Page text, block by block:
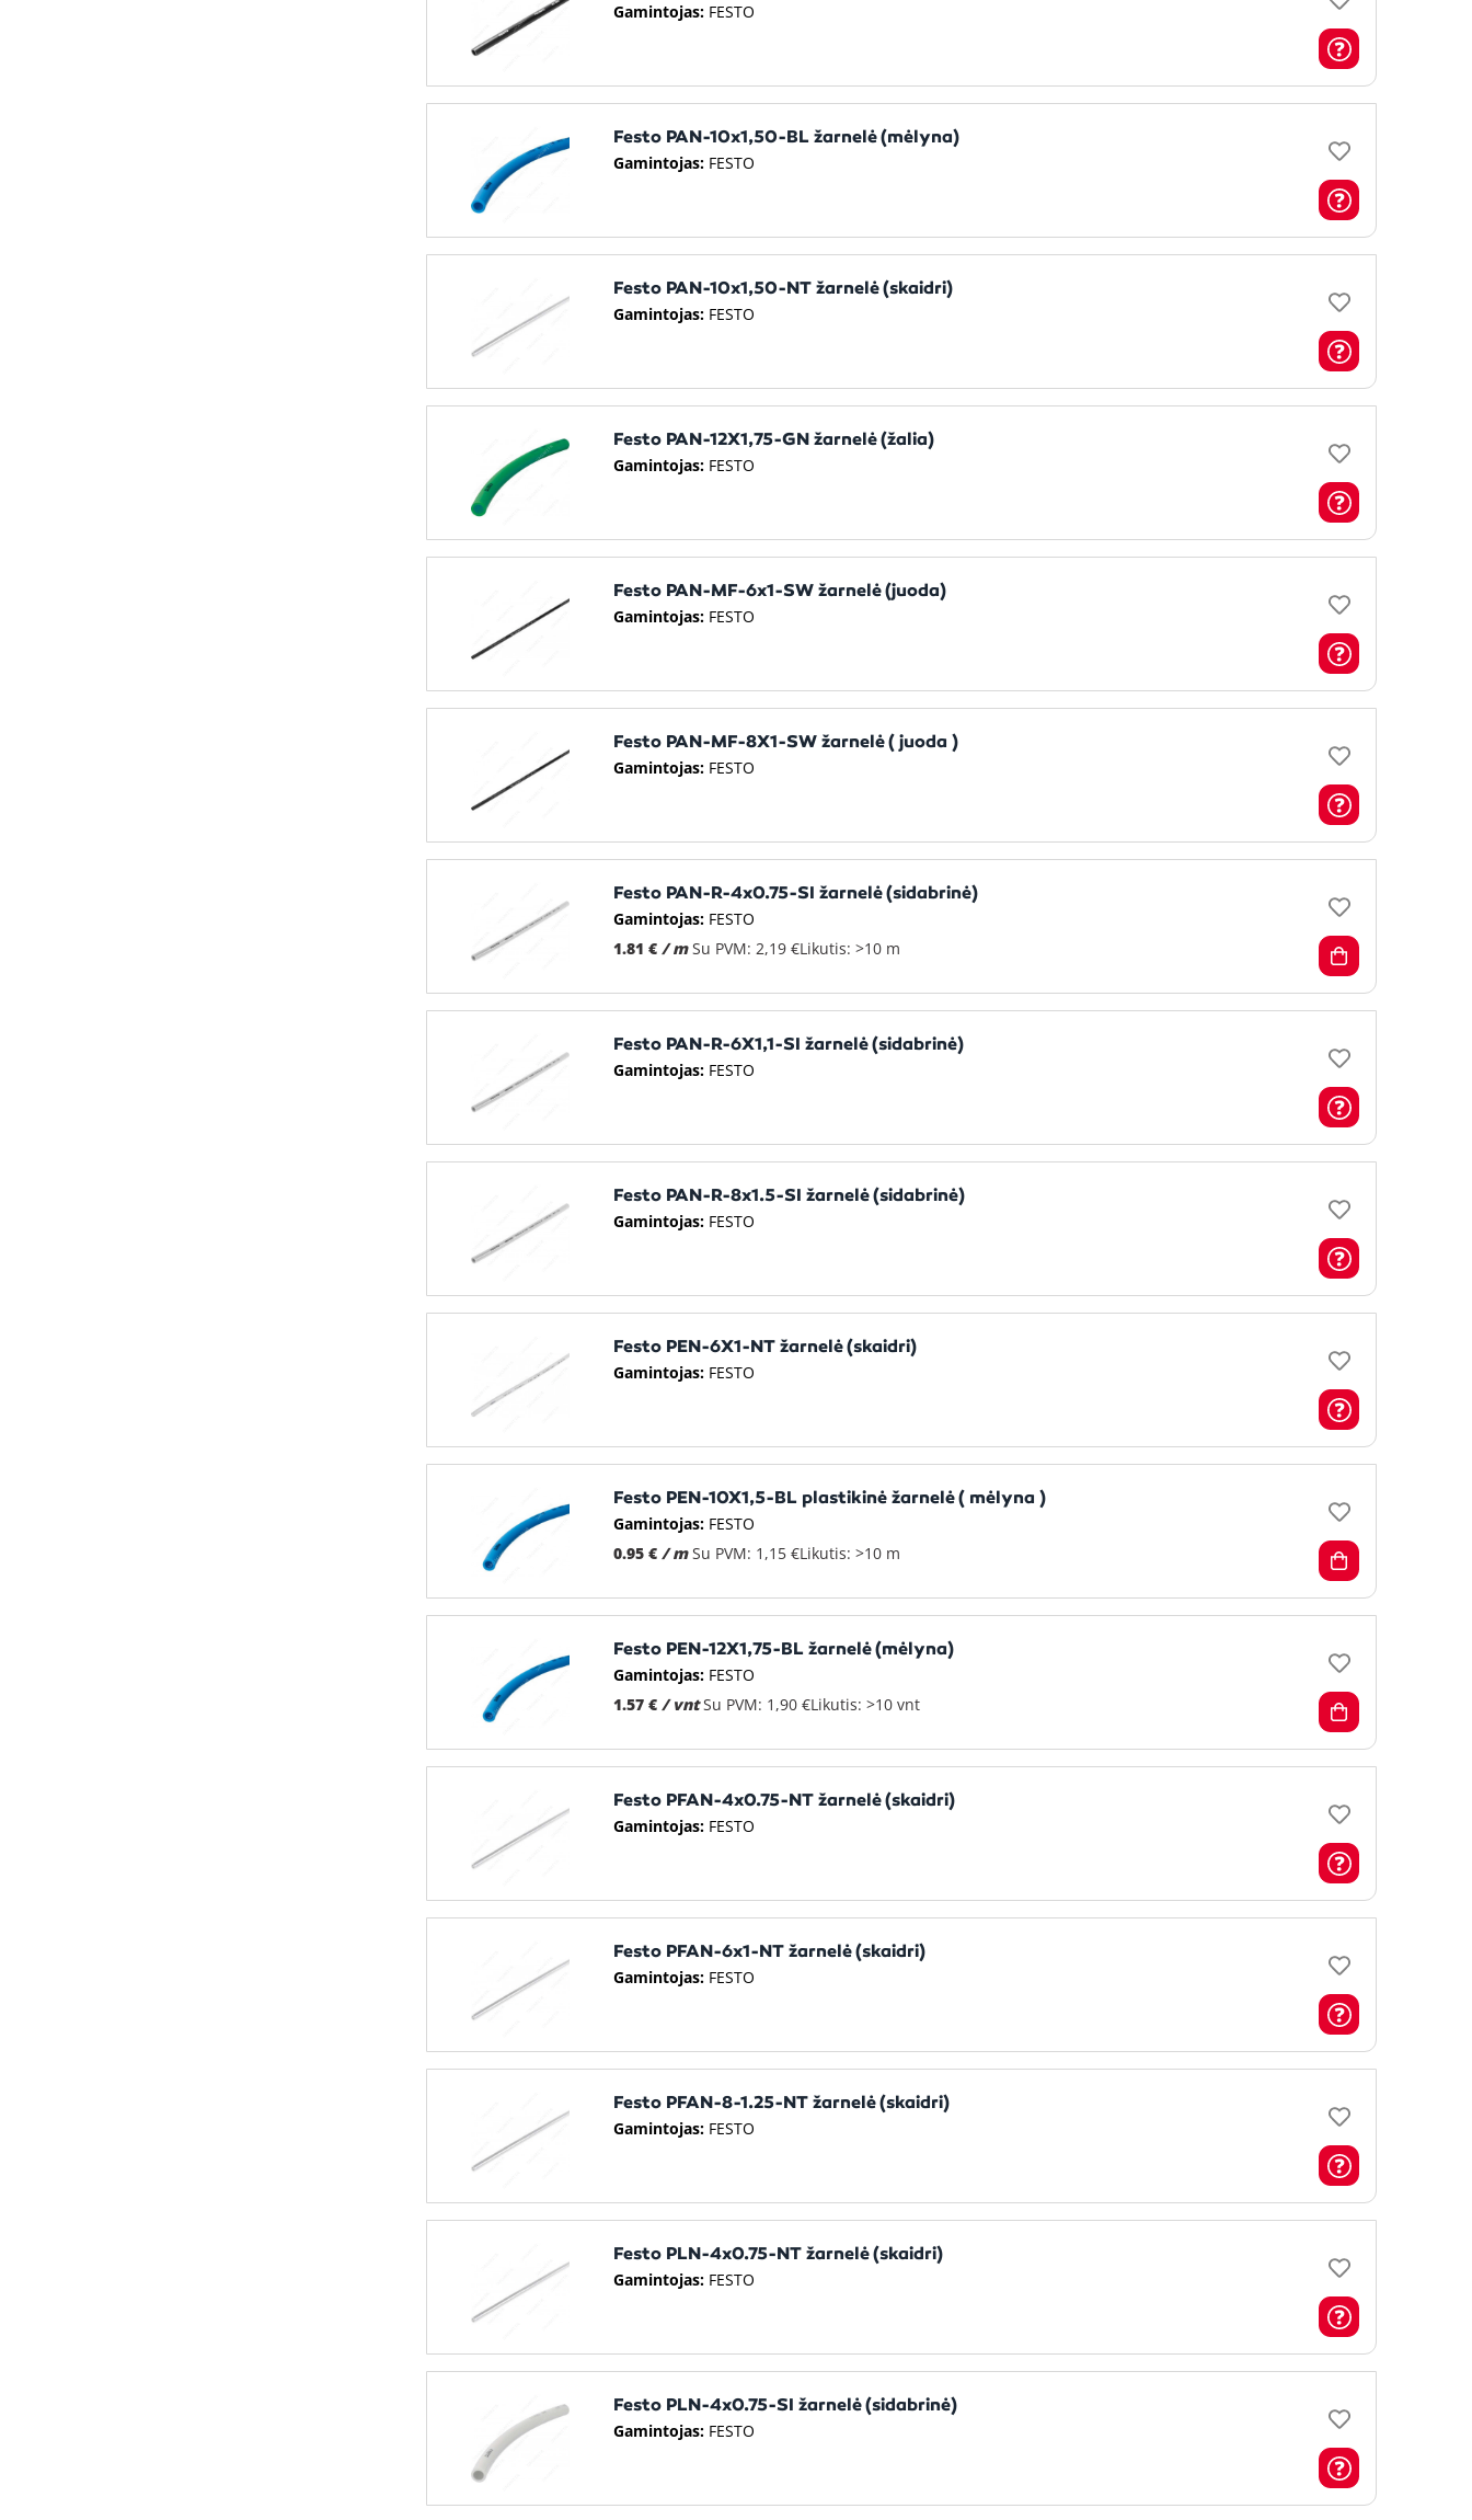
Gamintojas: FESTO
Festo PAN-10x1,50-BL žarnelė (mėlyna)
Gamintojas: FESTO
Festo PAN-10x1,50-NT žarnelė (skaidri)
Gamintojas: FESTO
Festo PAN-12X1,75-GN žarnelė (žalia)
Gamintojas: FESTO
Festo PAN-MF-6x1-SW žarnelė (juoda)
Gamintojas: FESTO
Festo PAN-MF-8X1-SW žarnelė ( juoda )
Gamintojas: FESTO
Festo PAN-R-4x0.75-SI žarnelė (sidabrinė)
Gamintojas: FESTO
1.81 € / m Su PVM: 2,19 €Likutis: >10 m
Festo PAN-R-6X1,1-SI žarnelė (sidabrinė)
Gamintojas: FESTO
Festo PAN-R-8x1.5-SI žarnelė (sidabrinė)
Gamintojas: FESTO
Festo PEN-6X1-NT žarnelė (skaidri)
Gamintojas: FESTO
Festo PEN-10X1,5-BL plastikinė žarnelė ( mėlyna )
Gamintojas: FESTO
0.95 € / m Su PVM: 1,15 €Likutis: >10 m
Festo PEN-12X1,75-BL žarnelė (mėlyna)
Gamintojas: FESTO
1.57 € / vnt Su PVM: 1,90 €Likutis: >10 vnt
Festo PFAN-4x0.75-NT žarnelė (skaidri)
Gamintojas: FESTO
Festo PFAN-6x1-NT žarnelė (skaidri)
Gamintojas: FESTO
Festo PFAN-8-1.25-NT žarnelė (skaidri)
Gamintojas: FESTO
Festo PLN-4x0.75-NT žarnelė (skaidri)
Gamintojas: FESTO
Festo PLN-4x0.75-SI žarnelė (sidabrinė)
Gamintojas: FESTO